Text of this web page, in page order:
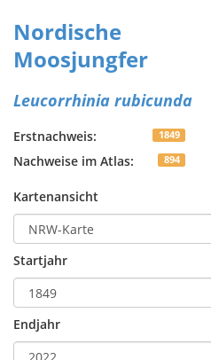
Nordische
Moosjungfer
Leucorrhinia rubicunda
Erstnachweis: 1849
Nachweise im Atlas: 894
Kartenansicht
Startjahr
Endjahr